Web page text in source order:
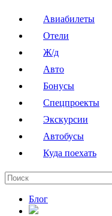
Авиабилеты
Отели
Ж/д
Авто
Бонусы
Спецпроекты
Экскурсии
Автобусы
Куда поехать
Блог